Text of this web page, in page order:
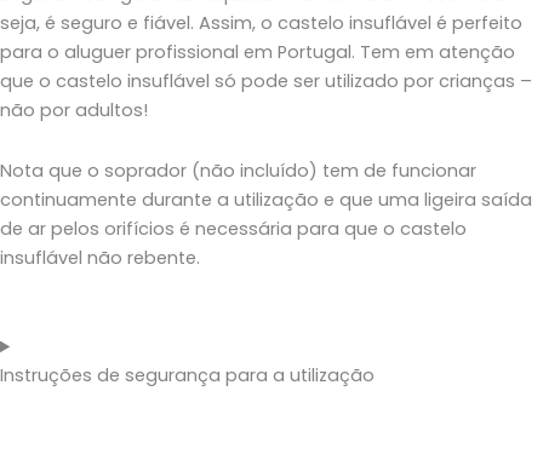
seja, é seguro e fiável. Assim, o castelo insuflável é perfeito
para o aluguer profissional em Portugal. Tem em atenção
que o castelo insuflável só pode ser utilizado por crianças –
não por adultos!
Nota que o soprador (não incluído) tem de funcionar
continuamente durante a utilização e que uma ligeira saída
de ar pelos orifícios é necessária para que o castelo
insuflável não rebente.
Instruções de segurança para a utilização